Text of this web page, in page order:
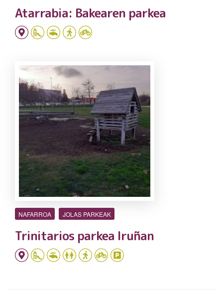
Atarrabia: Bakearen parkea
NAFARROA JOLAS PARKEAK
Trinitarios parkea Iruñan